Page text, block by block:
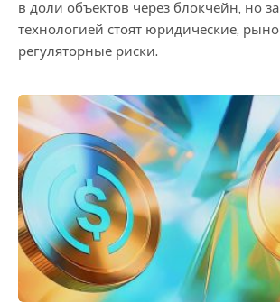
в доли объектов через блокчейн, но
технологией стоят юридические,
регуляторные риски.